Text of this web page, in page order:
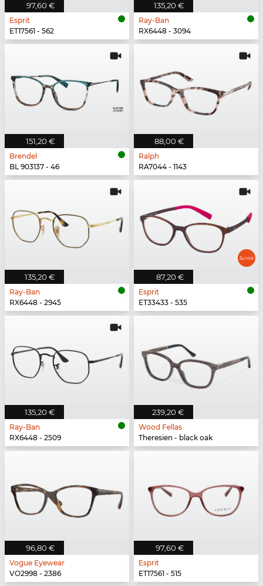
97,60 €
Esprit
ET17561 - 562
135,20 €
Ray-Ban
RX6448 - 3094
151,20 €
Brendel
BL 903137 - 46
88,00 €
Ralph
RA7044 - 1143
135,20 €
Ray-Ban
RX6448 - 2945
87,20 €
Esprit
ET33433 - 535
135,20 €
Ray-Ban
RX6448 - 2509
239,20 €
Wood Fellas
Theresien - black oak
96,80 €
Vogue Eyewear
VO2998 - 2386
97,60 €
Esprit
ET17561 - 515